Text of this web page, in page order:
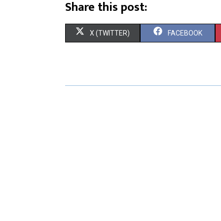
Share this post:
X (TWITTER) FACEBOOK